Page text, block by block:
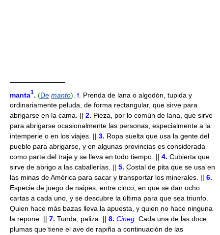
————————
manta1. (De manto). f. Prenda de lana o algodón, tupida y
ordinariamente peluda, de forma rectangular, que sirve para
abrigarse en la cama. || 2. Pieza, por lo común de lana, que sirve
para abrigarse ocasionalmente las personas, especialmente a la
intemperie o en los viajes. || 3. Ropa suelta que usa la gente del
pueblo para abrigarse, y en algunas provincias es considerada
como parte del traje y se lleva en todo tiempo. || 4. Cubierta que
sirve de abrigo a las caballerías. || 5. Costal de pita que se usa en
las minas de América para sacar y transportar los minerales. || 6.
Especie de juego de naipes, entre cinco, en que se dan ocho
cartas a cada uno, y se descubre la última para que sea triunfo.
Quien hace más bazas lleva la apuesta, y quien no hace ninguna
la repone. || 7. Tunda, paliza. || 8. Cineg. Cada una de las doce
plumas que tiene el ave de rapiña a continuación de las